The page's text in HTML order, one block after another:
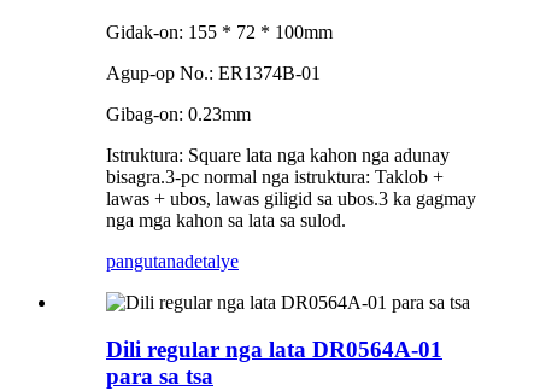
Gidak-on: 155 * 72 * 100mm
Agup-op No.: ER1374B-01
Gibag-on: 0.23mm
Istruktura: Square lata nga kahon nga adunay
bisagra.3-pc normal nga istruktura: Taklob +
lawas + ubos, lawas giligid sa ubos.3 ka gagmay
nga mga kahon sa lata sa sulod.
pangutanadetalye
Dili regular nga lata DR0564A-01
para sa tsa